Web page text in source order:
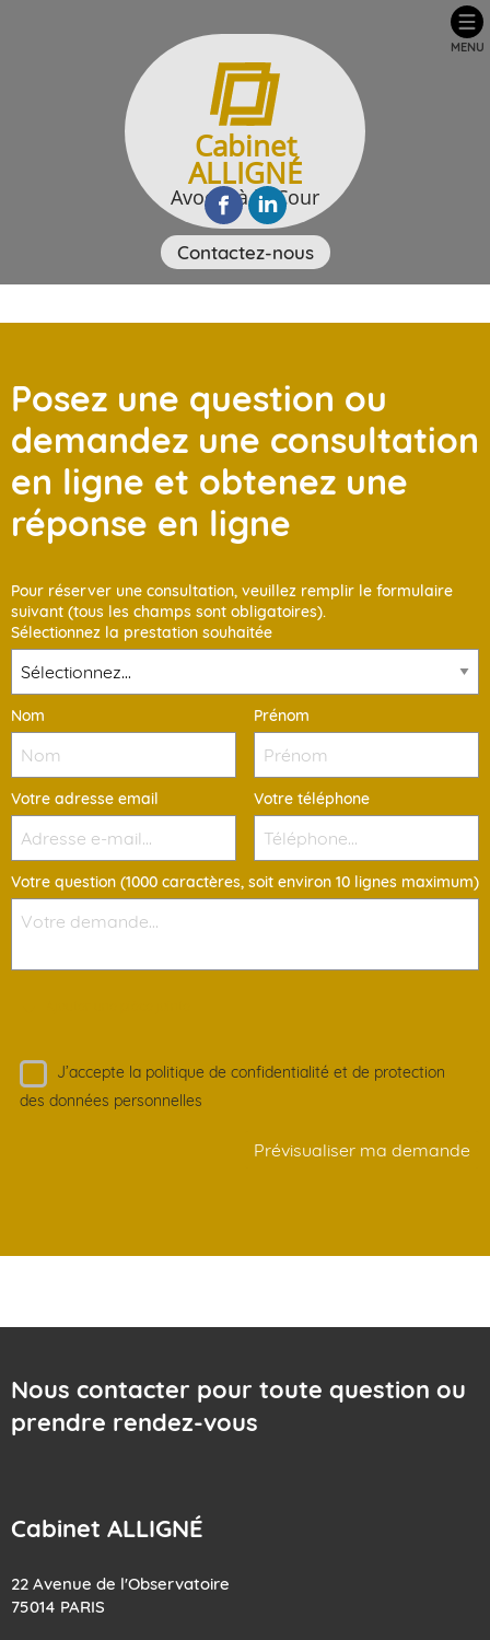
Cabinet
ALLIGNÉ
Avocat à la Cour
Contactez-nous
MENU
Posez une question ou
demandez une consultation
en ligne et obtenez une
réponse en ligne
Pour réserver une consultation, veuillez remplir le formulaire
suivant (tous les champs sont obligatoires).
Sélectionnez la prestation souhaitée
Nom Prénom
Votre adresse email Votre téléphone
Votre question (1000 caractères, soit environ 10 lignes maximum)
J’accepte la politique de confidentialité et de protection
des données personnelles
Prévisualiser ma demande
Nous contacter pour toute question ou
prendre rendez-vous
Cabinet ALLIGNÉ
22 Avenue de l'Observatoire
75014 PARIS